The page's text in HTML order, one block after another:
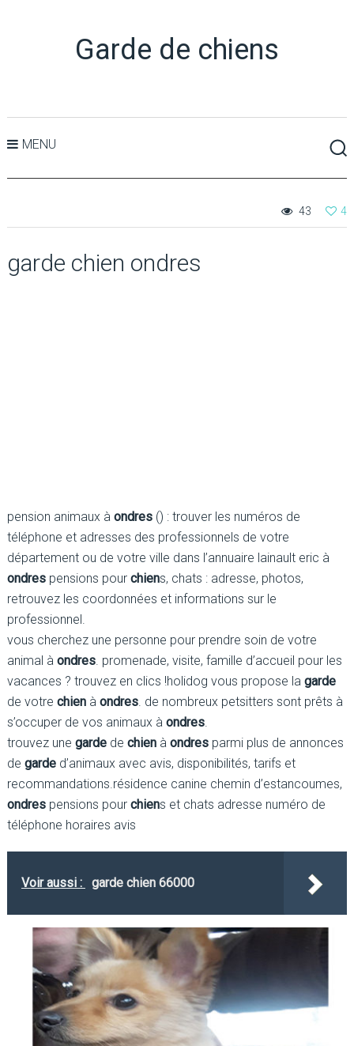
Garde de chiens
MENU
4
43
garde chien ondres
pension animaux à ondres() : trouver les numéros de
téléphone et adresses des professionnels de votre
département ou de votre ville dans l’annuaire lainault eric à
ondrespensions pour chiens, chats : adresse, photos,
retrouvez les coordonnées et informations sur le
professionnel.
vous cherchez une personne pour prendre soin de votre
animal à ondres. promenade, visite, famille d’accueil pour les
vacances ? trouvez en clics !holidog vous propose la garde
de votre chienà ondres. de nombreux petsitters sont prêts à
s’occuper de vos animaux à ondres.
trouvez une gardede chienà ondresparmi plus de annonces
de garded’animaux avec avis, disponibilités, tarifs et
recommandations.résidence canine chemin d’estancoumes,
ondrespensions pour chiens et chats adresse numéro de
téléphone horaires avis
Voir aussi : garde chien 66000